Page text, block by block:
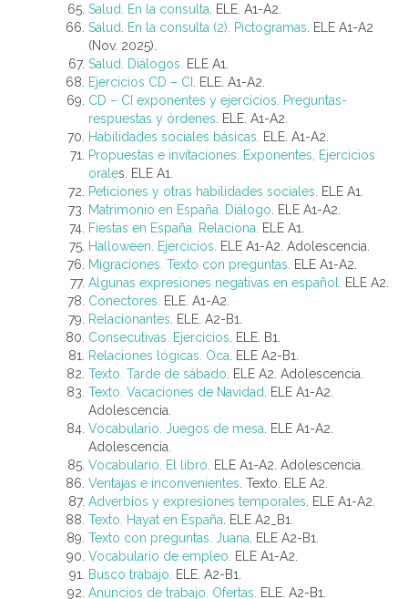
Salud. En la consulta. ELE. A1-A2.
Salud. En la consulta (2). Pictogramas. ELE A1-A2
(Nov. 2025).
Salud. Diálogos. ELE A1.
Ejercicios CD – CI . ELE. A1-A2.
CD – CI exponentes y ejercicios. Preguntas-
respuestas y órdenes. ELE. A1-A2.
Habilidades sociales básicas. ELE. A1-A2.
Propuestas e invitaciones. Exponentes, Ejercicios
orales. ELE A1.
Peticiones y otras habilidades sociales. ELE A1.
Matrimonio en España. Diálogo. ELE A1-A2.
Fiestas en España. Relaciona. ELE A1.
Halloween. Ejercicios. ELE A1-A2. Adolescencia.
Migraciones. Texto con preguntas. ELE A1-A2.
Algunas expresiones negativas en español. ELE A2.
Conectores. ELE. A1-A2.
Relacionantes. ELE. A2-B1.
Consecutivas. Ejercicios. ELE. B1.
Relaciones lógicas. Oca. ELE A2-B1.
Texto. Tarde de sábado. ELE A2. Adolescencia.
Texto. Vacaciones de Navidad. ELE A1-A2.
Adolescencia.
Vocabulario. Juegos de mesa. ELE A1-A2.
Adolescencia.
Vocabulario. El libro. ELE A1-A2. Adolescencia.
Ventajas e inconvenientes. Texto. ELE A2.
Adverbios y expresiones temporales. ELE A1-A2.
Texto. Hayat en España. ELE A2_B1.
Texto con preguntas. Juana. ELE A2-B1.
Vocabulario de empleo. ELE A1-A2.
Busco trabajo. ELE. A2-B1.
Anuncios de trabajo. Ofertas. ELE. A2-B1.